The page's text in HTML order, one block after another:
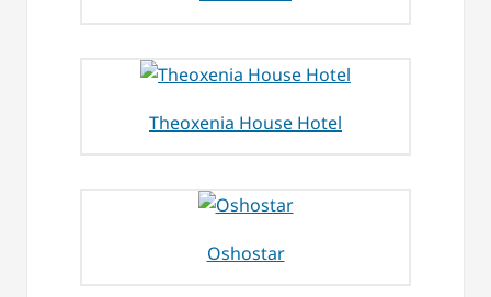
Theoxenia House Hotel
Oshostar